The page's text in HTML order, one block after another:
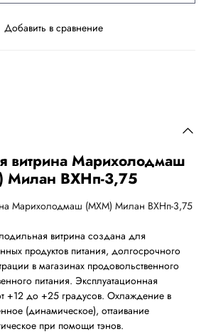
Добавить в сравнение
витрина Марихолодмаш
ВХНп-3,75
витрина создана для
продуктов питания, долгосрочного
в магазинах продовольственного
питания. Эксплуатационная
+12 до +25 градусов. Охлаждение в
(динамическое), оттаивание
при помощи тэнов.